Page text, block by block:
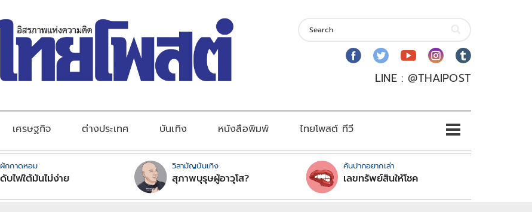
LINE : @THAIPOST
เศรษฐกิจ ต่างประเทศ บันเทิง หนังสือพิมพ์ ไทยโพสต์ ทีวี
ผักกาดหอม
ดับไฟใต้มันไม่ง่าย
วิสามัญบันเทิง
สุภาพบุรุษผู้อาวุโส?
คันปากอยากเล่า
เลขทรัพย์สินให้โชค